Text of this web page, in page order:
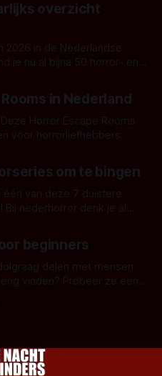
overzicht
2026 in de Nederlandse
je nu al bijna 50 horror- en
in Nederland
Horror Escape Rooms
voor horrorliefhebbers.
om te bingen
van deze 7 duistere
Maar Nederlandse horror
aantal Nederlandse tv-
series uit het duistere of horrorgenre. Als
beginners
delen met mensen
vinden? Probeer ze eens